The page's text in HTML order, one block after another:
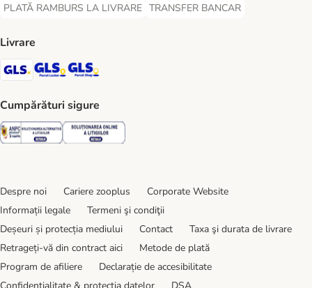
PLATĂ RAMBURS LA LIVRARE
PLATĂ RAMBURS LA LIVRARE Payment Method
TRANSFER BANCAR
TRANSFER BANCAR Payment
Livrare
GLS Shipping Method
GLS Locker Shipping Method
Cumpărături sigure
Security Security
Despre noi Cariere zooplus
Corporate Website
Informații legale
Termeni şi condiţii
Deșeuri și protecția mediului
Contact
Taxa şi durata de livrare
Retrageți-vă din contract aici
Metode de plată
Program de afiliere
Declarație de accesibilitate